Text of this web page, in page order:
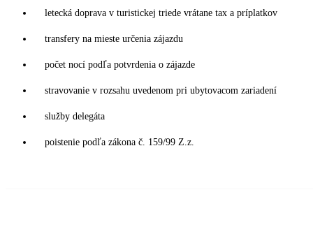
letecká doprava v turistickej triede vrátane tax a príplatkov
transfery na mieste určenia zájazdu
počet nocí podľa potvrdenia o zájazde
stravovanie v rozsahu uvedenom pri ubytovacom zariadení
služby delegáta
poistenie podľa zákona č. 159/99 Z.z.